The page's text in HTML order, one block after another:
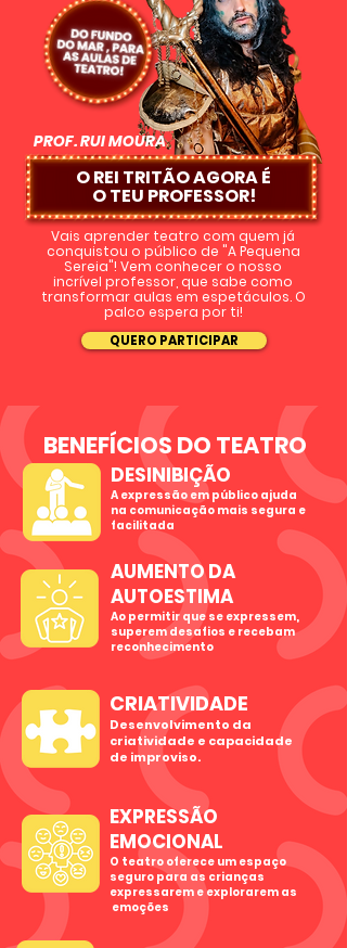
O REI TRITÃO AGORA É
OTEU PROFESSOR!
PROF. RUI MOURA
Vais aprender teatro com quem já
conquistou o público de "A Pequena
Sereia"! Vem conhecer o nosso
incrível professor, que sabe como
transformar aulas em espetáculos. O
palco espera por ti!
QUERO PARTICIPAR
BENEFÍCIOS DO TEATRO
DESINIBIÇÃO
A expressão em público ajuda
na comunicação mais segura e
facilitada
AUMENTO DA
AUTOESTIMA
Ao permitir que se expressem,
superem desafios e recebam
reconhecimento
CRIATIVIDADE
Desenvolvimento da
criatividade e capacidade
de improviso.
EXPRESSÃO
EMOCIONAL
O teatro oferece um espaço
seguro para as crianças
expressarem e explorarem as
emoções